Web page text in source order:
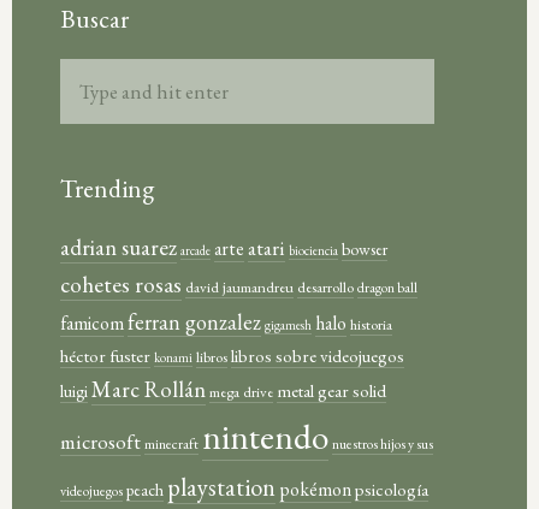
Buscar
Trending
adrian suarez arcade arteatari biociencia bowser
cohetes rosas david jaumandreu desarrollodragon ball
famicomferran gonzalez gigamesh halo historia
héctor fuster konami libroslibros sobre videojuegos
luigiMarc Rollánmega drive metal gear solid
microsoftminecraft nintendonuestros hijos y sus
videojuegospeach playstation pokémonpsicología